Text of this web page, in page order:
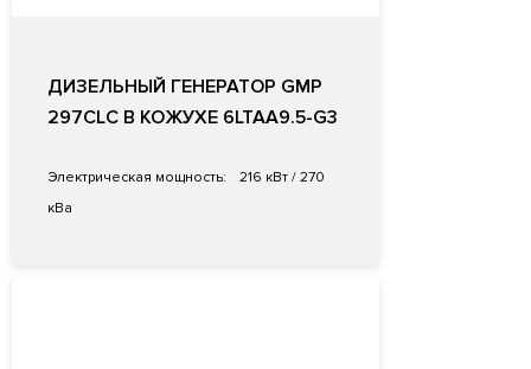
ДИЗЕЛЬНЫЙ ГЕНЕРАТОР GMP
297CLC В КОЖУХЕ 6LTAA9.5-G3
Электрическая мощность:
216 кВт / 270
кВа